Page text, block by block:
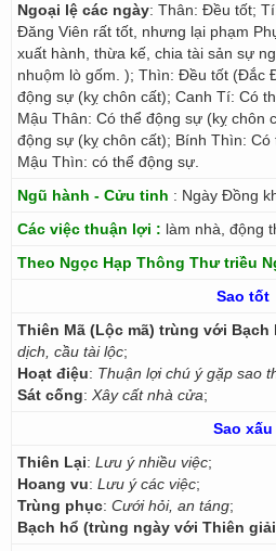
Ngoại lệ các ngày: Thân: Đều tốt;
Đăng Viên rất tốt, nhưng lại phạm
xuất hành, thừa kế, chia tài sản sự
nhuộm lò gốm. ); Thìn: Đều tốt (Đắc
động sự (kỵ chôn cất); Canh Tí: Có
Mậu Thân: Có thể động sự (kỵ chôn
động sự (kỵ chôn cất); Bính Thìn:
Mậu Thìn: có thể động sự.
Ngũ hành - Cửu tinh : Ngày Đồng
Các việc thuận lợi : làm nhà, động
Theo Ngọc Hạp Thông Thư triều
Sao tốt
Thiên Mã (Lộc mã) trùng với Bạch
dịch, cầu tài lộc;
Hoạt điệu: Thuận lợi chú ý gặp sao
Sát cống: Xây cất nhà cửa;
Sao xấu
Thiên Lại: Lưu ý nhiều việc;
Hoang vu: Lưu ý các việc;
Trùng phục: Cưới hỏi, an táng;
Bạch hổ (trùng ngày với Thiên